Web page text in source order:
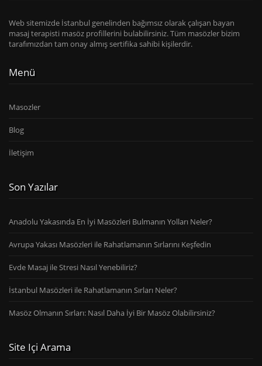
Web sitemizde İstanbul genelinden bağımsız olarak çalışan bayan
masaj terapisti masöz profillerini bulabilirsiniz. Tüm masözler bizim
tarafımızdan tam onay almış sertifika sahibi kişilerdir.
Menü
Masozler
Blog
İletişim
Son Yazılar
Anadolu Yakasında En İyi Masözleri Bulmanın Yolları Neler?
Avrupa Yakası Masözleri ile Rahatlamanın Sırlarını Keşfedin
Evde Masaj ile Stresi Nasıl Yenebiliriz?
İstanbul Masözleri ile Rahatlamanın Sırları Neler?
Masöz Olmanın Sırları: Nasıl Daha İyi Bir Masöz Olabilirsiniz?
Site Içi Arama